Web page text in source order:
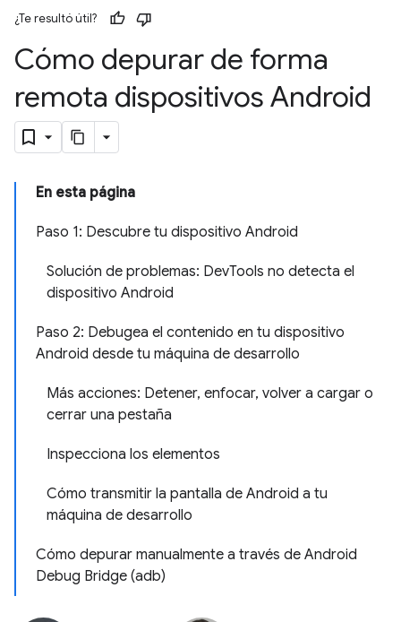
¿Te resultó útil?
Cómo depurar de forma
remota dispositivos Android
En esta página
Paso 1: Descubre tu dispositivo Android
Solución de problemas: DevTools no detecta el
dispositivo Android
Paso 2: Debugea el contenido en tu dispositivo
Android desde tu máquina de desarrollo
Más acciones: Detener, enfocar, volver a cargar o
cerrar una pestaña
Inspecciona los elementos
Cómo transmitir la pantalla de Android a tu
máquina de desarrollo
Cómo depurar manualmente a través de Android
Debug Bridge (adb)